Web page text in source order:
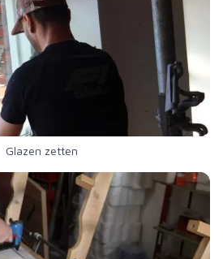
Glazen zetten